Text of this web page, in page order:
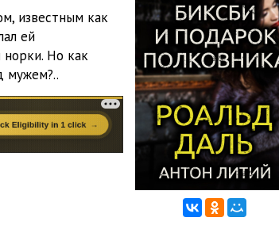
известным как
ей
Но как
мужем?..